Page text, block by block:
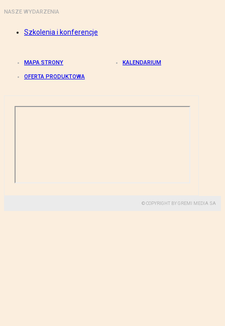
NASZE WYDARZENIA
Szkolenia i konferencje
MAPA STRONY KALENDARIUM
OFERTA PRODUKTOWA
© COPYRIGHT BY GREMI MEDIA SA